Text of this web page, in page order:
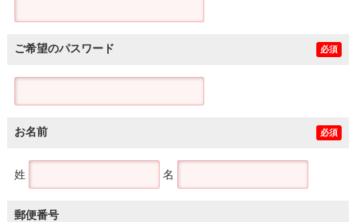
ご希望のパスワード 必須
お名前 必須
姓 名
郵便番号